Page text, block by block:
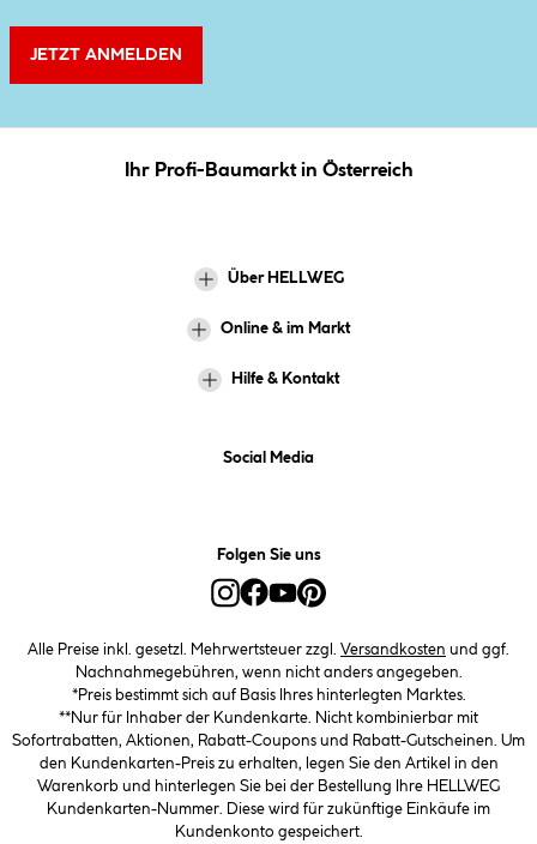
JETZT ANMELDEN
Ihr Profi-Baumarkt in Österreich
Über HELLWEG
Online & im Markt
Hilfe & Kontakt
Social Media
Folgen Sie uns
Alle Preise inkl. gesetzl. Mehrwertsteuer zzgl. Versandkosten und ggf.
Nachnahmegebühren, wenn nicht anders angegeben.
*Preis bestimmt sich auf Basis Ihres hinterlegten Marktes.
**Nur für Inhaber der Kundenkarte. Nicht kombinierbar mit
Sofortrabatten, Aktionen, Rabatt-Coupons und Rabatt-Gutscheinen. Um
den Kundenkarten-Preis zu erhalten, legen Sie den Artikel in den
Warenkorb und hinterlegen Sie bei der Bestellung Ihre HELLWEG
Kundenkarten-Nummer. Diese wird für zukünftige Einkäufe im
Kundenkonto gespeichert.